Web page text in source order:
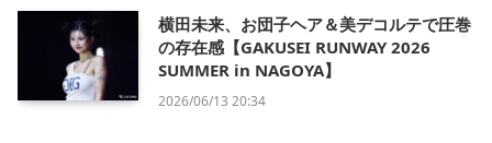
横田未来、お団子ヘア＆美デコルテで圧巻
の存在感【GAKUSEI RUNWAY 2026
SUMMER in NAGOYA】
2026/06/13 20:34